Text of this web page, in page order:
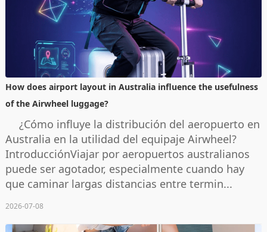
How does airport layout in Australia influence the usefulness
of the Airwheel luggage?
¿Cómo influye la distribución del aeropuerto en
Australia en la utilidad del equipaje Airwheel?
IntroducciónViajar por aeropuertos australianos
puede ser agotador, especialmente cuando hay
que caminar largas distancias entre termin...
2026-07-08